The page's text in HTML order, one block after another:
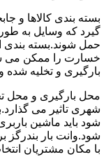
بسته بندی کالاها و
گیرد که وسایل به
حمل شوند.بسته بندی
خسارت را ممکن می
بارگیری و تخلیه
محل بارگیری و محل
شهری تاثیر می
شود باید ماشین
شود.وانت بار بندرگز
با مکان مشتریان